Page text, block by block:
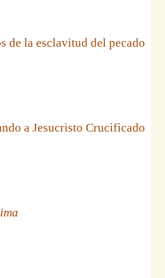
de la esclavitud del pecado
a Jesucristo Crucificado